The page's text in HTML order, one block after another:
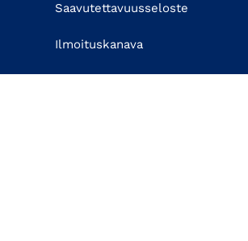
Saavutettavuusseloste
Ilmoituskanava